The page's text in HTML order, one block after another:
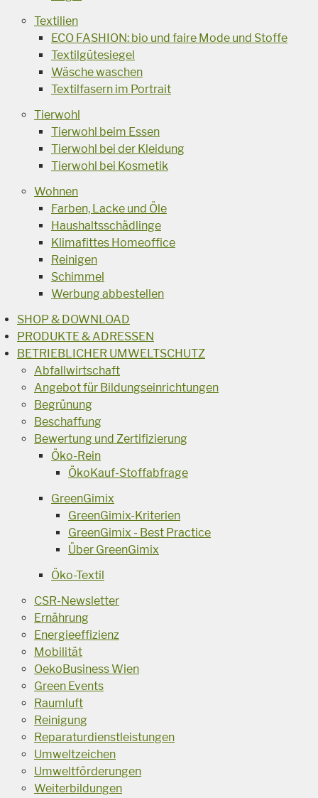
Textilien
ECO FASHION: bio und faire Mode und Stoffe
Textilgütesiegel
Wäsche waschen
Textilfasern im Portrait
Tierwohl
Tierwohl beim Essen
Tierwohl bei der Kleidung
Tierwohl bei Kosmetik
Wohnen
Farben, Lacke und Öle
Haushaltsschädlinge
Klimafittes Homeoffice
Reinigen
Schimmel
Werbung abbestellen
SHOP & DOWNLOAD
PRODUKTE & ADRESSEN
BETRIEBLICHER UMWELTSCHUTZ
Abfallwirtschaft
Angebot für Bildungseinrichtungen
Begrünung
Beschaffung
Bewertung und Zertifizierung
Öko-Rein
ÖkoKauf-Stoffabfrage
GreenGimix
GreenGimix-Kriterien
GreenGimix - Best Practice
Über GreenGimix
Öko-Textil
CSR-Newsletter
Ernährung
Energieeffizienz
Mobilität
OekoBusiness Wien
Green Events
Raumluft
Reinigung
Reparaturdienstleistungen
Umweltzeichen
Umweltförderungen
Weiterbildungen